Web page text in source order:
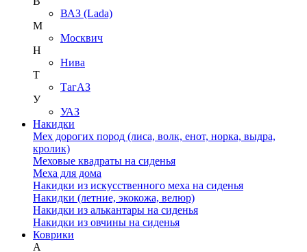
ВАЗ (Lada)
М
Москвич
Н
Нива
Т
ТагАЗ
У
УАЗ
Накидки
Мех дорогих пород (лиса, волк, енот, норка, выдра,
кролик)
Меховые квадраты на сиденья
Меха для дома
Накидки из искусственного меха на сиденья
Накидки (летние, экокожа, велюр)
Накидки из алькантары на сиденья
Накидки из овчины на сиденья
Коврики
A